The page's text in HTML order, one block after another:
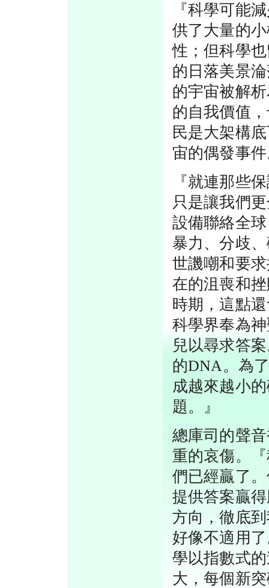
『科學可能
供了大量的
性；但科學
的日落美景
的宇宙被解
的自我價值
民是大架構
宙的偶發事
『就連那些
只是讓我們
設備聯絡全
暴力、分歧
世譏嘲和要
在的沮喪和
時期，這點
科學界奉為
兒以尋求答
的DNA。為
成越來越小
題。』
總庫司的聲
重的哀傷。
們已經贏了
提供答案贏
方向，徹底
好像不適用
學以指數式
大，每個新